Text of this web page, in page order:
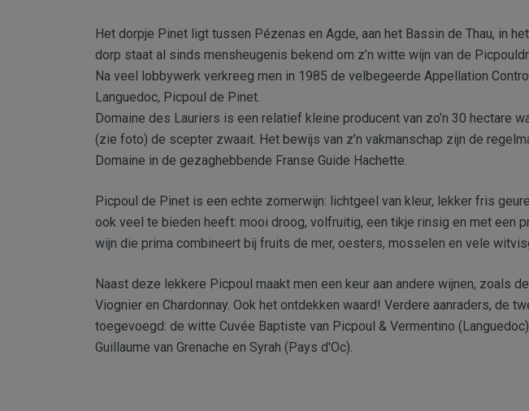
Het dorpje Pinet ligt tussen Pézenas en Agde, aan het Bassin de Thau, in
dorp staat al sinds mensheugenis bekend om z’n witte wijn van de
Na veel lobbywerk verkreeg men in 1985 de velbegeerde Appellation
Languedoc, Picpoul de Pinet.
Domaine des Lauriers is een relatief kleine producent van zo’n 30 hectare
(zie foto) de scepter zwaait. Het bewijs van z’n vakmanschap zijn de
Domaine in de gezaghebbende Franse Guide Hachette.
Picpoul de Pinet is een echte zomerwijn: lichtgeel van kleur, lekker fris
ook veel te bieden heeft: mooi droog, volfruitig, een tikje rinsig en met een
wijn die prima combineert bij fruits de mer, oesters, mosselen en vele
Naast deze lekkere Picpoul maakt men een keur aan andere wijnen, zoals
Viognier en Chardonnay. Ook het ontdekken waard! Verdere aanraders, de
toegevoegd: de witte Cuvée Baptiste van Picpoul & Vermentino
Guillaume van Grenache en Syrah (Pays d'Oc).